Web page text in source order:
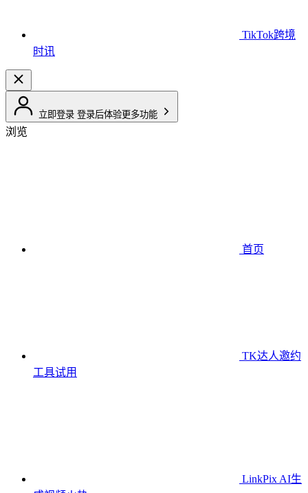
TikTok跨境
时讯
立即登录 登录后体验更多功能
浏览
首页
TK达人邀约
工具试用
LinkPix AI生